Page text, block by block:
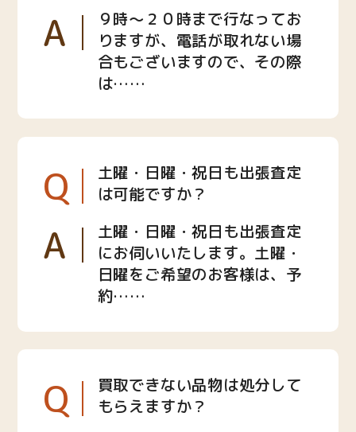
A
９時〜２０時まで行なってお
りますが、電話が取れない場
合もございますので、その際
は……
Q
土曜・日曜・祝日も出張査定
は可能ですか？
A
土曜・日曜・祝日も出張査定
にお伺いいたします。土曜・
日曜をご希望のお客様は、予
約……
Q
買取できない品物は処分して
もらえますか？